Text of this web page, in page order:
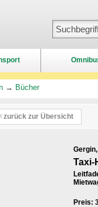
→ Bücher
zurück zur Übersicht
Taxi-
Preis: